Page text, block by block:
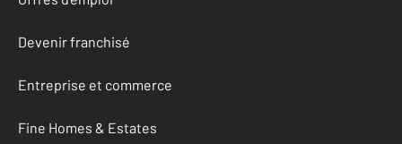
Devenir franchisé
Entreprise et commerce
Fine Homes & Estates